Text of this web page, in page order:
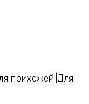
прихожей||Для